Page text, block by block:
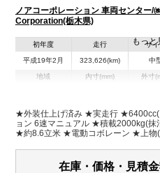
ノアコーポレーション 車両センター/
Corporation(栃木県)
初年度
平成19年2月
走行
323,626(km)
サ
中
地域 内寸(mm)
H:1,000
外寸
装備
もっと
★外装仕上げ済み ★実走行 ★6400cc(ターボ220馬力) ★3人乗り ★ミッシ
ョン 6速マニュアル ★積載2000kg(抹消前) ★クレーン付深ダンプ/土砂禁
★約8.6立米 ★電動コボレーン ★上物(クレーン側) タダノ製 ZR304 4段ク
428cm×幅201cm×高さ100cm
在庫・価格・見積